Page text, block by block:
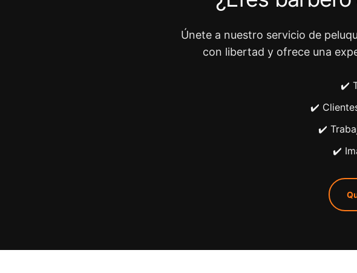
Únete a nuestro servicio de
con libertad y ofrece una
✔️
✔️
✔️
✔️